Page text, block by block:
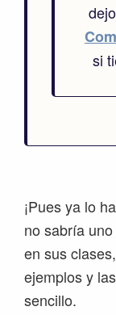
si
¡Pues ya lo
no sabría
en sus
ejemplos y
sencillo.